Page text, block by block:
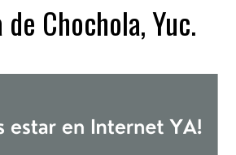
de Chochola, Yuc.